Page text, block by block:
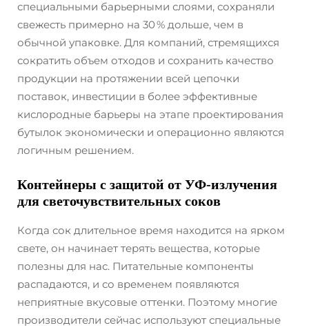
специальными барьерными слоями, сохраняли
свежесть примерно на 30 % дольше, чем в
обычной упаковке. Для компаний, стремящихся
сократить объем отходов и сохранить качество
продукции на протяжении всей цепочки
поставок, инвестиции в более эффективные
кислородные барьеры на этапе проектирования
бутылок экономически и операционно являются
логичным решением.
Контейнеры с защитой от УФ-излучения
для светочувствительных соков
Когда сок длительное время находится на ярком
свете, он начинает терять вещества, которые
полезны для нас. Питательные компоненты
распадаются, и со временем появляются
неприятные вкусовые оттенки. Поэтому многие
производители сейчас используют специальные